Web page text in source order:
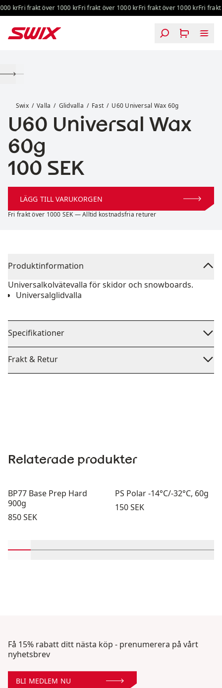
Hoppa till innehåll
krFri frakt över 1000 krFri frakt över 1000 krFri frakt över 1000 krFri frakt
Swix Valla Glidvalla Fast U60 Universal Wax 60g
U60 Universal Wax
60g
Pris:
100 SEK
LÄGG TILL VARUKORGEN
Fri frakt över 1000 SEK — Alltid kostnadsfria returer
Produktinformation
Universalkolvätevalla för skidor och snowboards.
Universalglidvalla
Specifikationer
Frakt & Retur
Relaterade produkter
BP77 Base Prep Hard
900g
Pris:
850 SEK
PS Polar -14°C/-32°C, 60g
Pris:
150 SEK
Få 15% rabatt ditt nästa köp - prenumerera på vårt
nyhetsbrev
BLI MEDLEM NU